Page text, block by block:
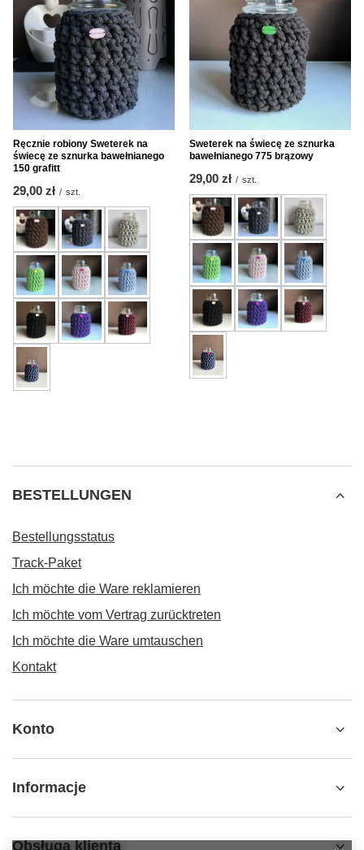
Ręcznie robiony Sweterek na
świecę ze sznurka bawełnianego
150 grafitt
29,00 zł / szt.
Sweterek na świecę ze sznurka
bawełnianego 775 brązowy
29,00 zł / szt.
BESTELLUNGEN
Bestellungsstatus
Track-Paket
Ich möchte die Ware reklamieren
Ich möchte vom Vertrag zurücktreten
Ich möchte die Ware umtauschen
Kontakt
Konto
Informacje
Obsługa klienta